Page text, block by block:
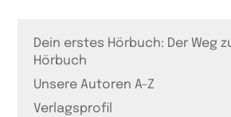
Dein erstes Hörbuch: Der Weg
Hörbuch
Unsere Autoren A-Z
Verlagsprofil